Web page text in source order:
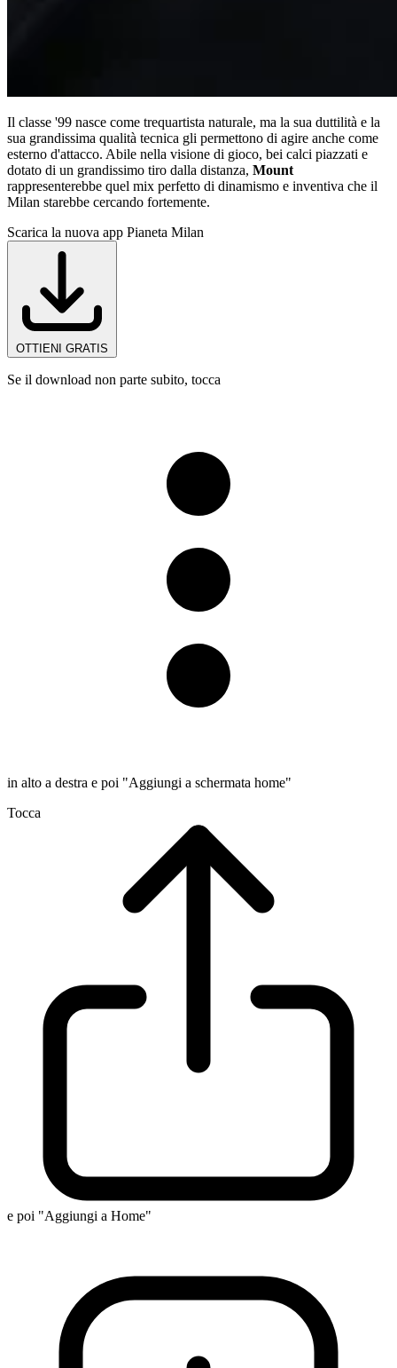
Il classe '99 nasce come trequartista naturale, ma la sua duttilità e la
sua grandissima qualità tecnica gli permettono di agire anche come
esterno d'attacco. Abile nella visione di gioco, bei calci piazzati e
dotato di un grandissimo tiro dalla distanza, Mount
rappresenterebbe quel mix perfetto di dinamismo e inventiva che il
Milan starebbe cercando fortemente.
Scarica la nuova app Pianeta Milan
OTTIENI GRATIS
Se il download non parte subito, tocca
in alto a destra e poi "Aggiungi a schermata home"
Tocca
e poi "Aggiungi a Home"